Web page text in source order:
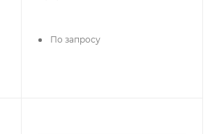
По запросу